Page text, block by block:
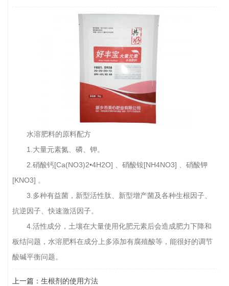
水溶肥料的原料配方
1.大量元素氮、磷、钾。
2.硝酸钙[Ca(NO3)2•4H2O] 、硝酸铵[NH4NO3] 、硝酸钾
[KNO3] 。
3.多种有益菌，新型活性肽、新型增产菌及各种生根因子、
抗逆因子、快速激活因子。
4.活性成分，土壤在大量使用化肥元素后会造成肥力下降和
板结问题，水溶肥料在成分上多添加有腐殖酸等，能很好的调节
酸碱平衡问题。
上一篇：生根剂的使用方法